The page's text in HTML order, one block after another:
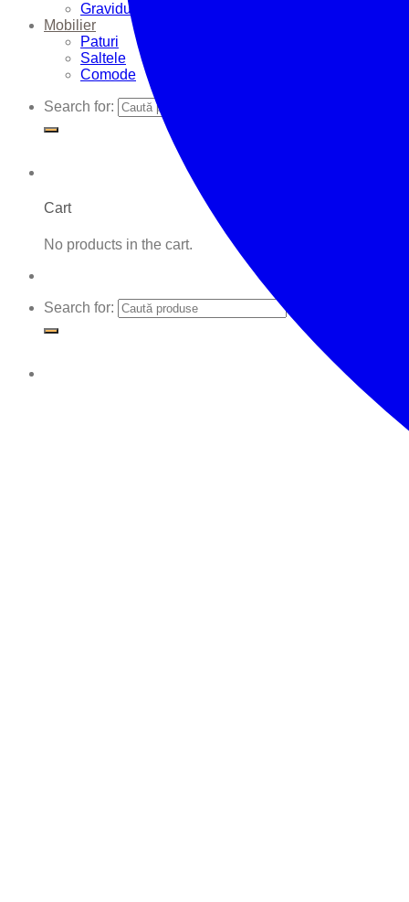
Graviduțe
Mobilier
Paturi
Saltele
Comode
Search for:
Cart
No products in the cart.
Search for: